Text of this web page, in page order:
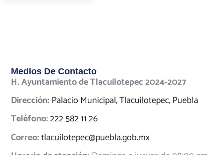
Medios De Contacto
H. Ayuntamiento de Tlacuilotepec 2024-2027
Dirección: Palacio Municipal, Tlacuilotepec, Puebla
Teléfono:222 582 11 26
Correo:tlacuilotepec@puebla.gob.mx